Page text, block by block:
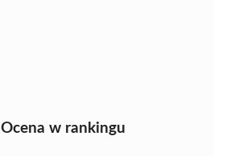
Ocena w rankingu